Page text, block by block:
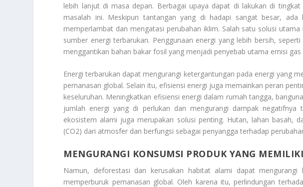
lebih lanjut di masa depan. Berbagai upaya dapat di lakukan di
masalah ini. Meskipun tantangan yang di hadapi sangat besar,
memperlambat dan mengatasi perubahan iklim. Salah satu solusi
sumber energi terbarukan. Penggunaan energi yang lebih bersih,
menggantikan bahan bakar fosil yang menjadi penyebab utama emisi gas
Energi terbarukan dapat mengurangi ketergantungan pada energi yang
pemanasan global. Selain itu, efisiensi energi juga memainkan peran
keseluruhan. Meningkatkan efisiensi energi dalam rumah tangga,
jumlah energi yang di perlukan dan mengurangi dampak negatifnya
ekosistem alami juga merupakan solusi penting. Hutan, lahan basah,
(CO2) dari atmosfer dan berfungsi sebagai penyangga terhadap
MENGURANGI KONSUMSI PRODUK YANG
Namun, deforestasi dan kerusakan habitat alami dapat
memperburuk pemanasan global. Oleh karena itu, perlindungan